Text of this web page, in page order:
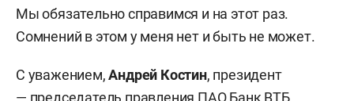
Мы обязательно справимся и на этот раз.
Сомнений в этом у меня нет и быть не может.
С уважением,Андрей Костин, президент
— председатель правления ПАО Банк ВТБ